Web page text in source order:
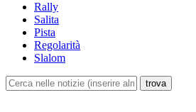
Rally
Salita
Pista
Regolarità
Slalom